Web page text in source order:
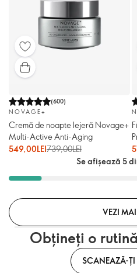
(600)
NOVAGE+
Cremă de noapte lejeră Novage+
Multi-Active Anti-Aging
549,00LEI739,00LEI
Se afișează 5
VEZI
Obțineți o
SCANEAZĂ-ȚI